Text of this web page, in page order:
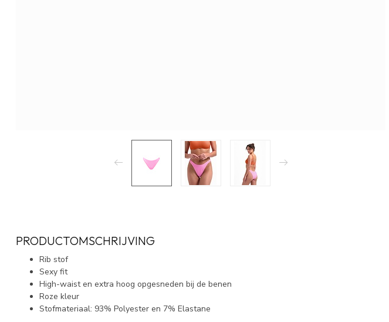
PRODUCTOMSCHRIJVING
Rib stof
Sexy fit
High-waist en extra hoog opgesneden bij de benen
Roze kleur
Stofmateriaal: 93% Polyester en 7% Elastane